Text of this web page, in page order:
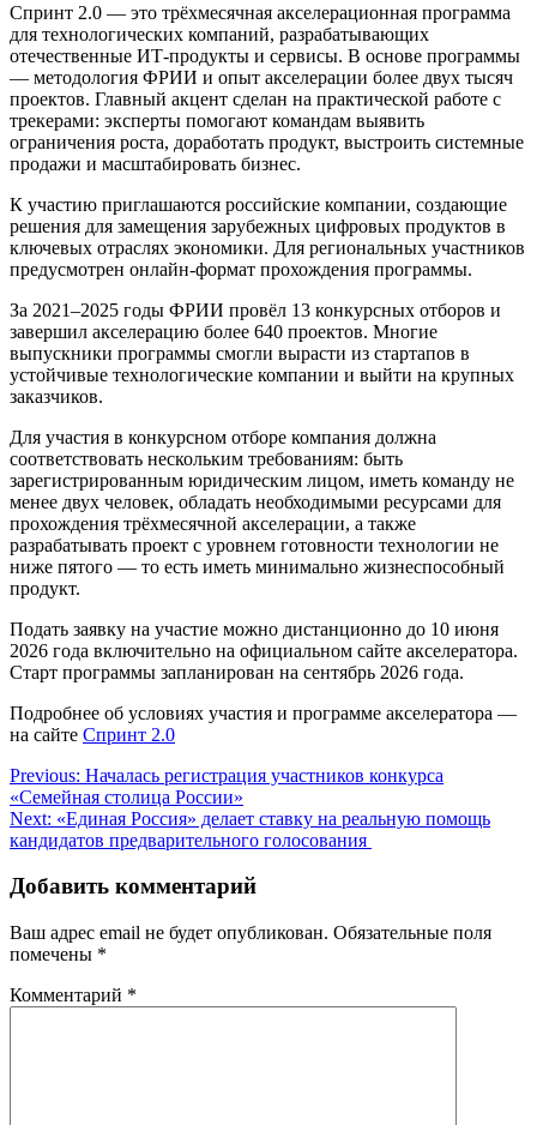
Спринт 2.0 — это трёхмесячная акселерационная программа
для технологических компаний, разрабатывающих
отечественные ИТ-продукты и сервисы. В основе программы
— методология ФРИИ и опыт акселерации более двух тысяч
проектов. Главный акцент сделан на практической работе с
трекерами: эксперты помогают командам выявить
ограничения роста, доработать продукт, выстроить системные
продажи и масштабировать бизнес.
К участию приглашаются российские компании, создающие
решения для замещения зарубежных цифровых продуктов в
ключевых отраслях экономики. Для региональных участников
предусмотрен онлайн-формат прохождения программы.
За 2021–2025 годы ФРИИ провёл 13 конкурсных отборов и
завершил акселерацию более 640 проектов. Многие
выпускники программы смогли вырасти из стартапов в
устойчивые технологические компании и выйти на крупных
заказчиков.
Для участия в конкурсном отборе компания должна
соответствовать нескольким требованиям: быть
зарегистрированным юридическим лицом, иметь команду не
менее двух человек, обладать необходимыми ресурсами для
прохождения трёхмесячной акселерации, а также
разрабатывать проект с уровнем готовности технологии не
ниже пятого — то есть иметь минимально жизнеспособный
продукт.
Подать заявку на участие можно дистанционно до 10 июня
2026 года включительно на официальном сайте акселератора.
Старт программы запланирован на сентябрь 2026 года.
Подробнее об условиях участия и программе акселератора —
на сайте Спринт 2.0
Навигация
по
записям
Previous: Началась регистрация участников конкурса
«Семейная столица России»
Next: «Единая Россия» делает ставку на реальную помощь
кандидатов предварительного голосования
Добавить комментарий
Ваш адрес email не будет опубликован. Обязательные поля
помечены *
Комментарий *